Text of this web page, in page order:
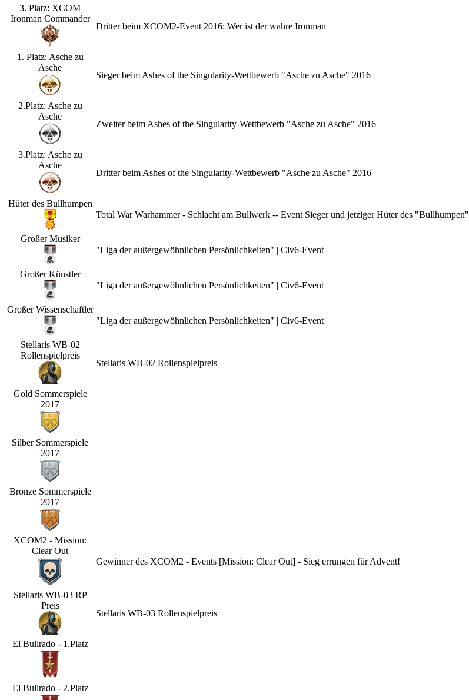
3. Platz: XCOM
Ironman Commander
Dritter beim XCOM2-Event 2016: Wer ist der wahre Ironman
1. Platz: Asche zu
Asche
Sieger beim Ashes of the Singularity-Wettbewerb "Asche zu Asche" 2016
2.Platz: Asche zu
Asche
Zweiter beim Ashes of the Singularity-Wettbewerb "Asche zu Asche" 2016
3.Platz: Asche zu
Asche
Dritter beim Ashes of the Singularity-Wettbewerb "Asche zu Asche" 2016
Hüter des Bullhumpen
Total War Warhammer - Schlacht am Bullwerk -- Event Sieger und jetziger Hüter des "Bullhumpen"
Großer Musiker
"Liga der außergewöhnlichen Persönlichkeiten" | Civ6-Event
Großer Künstler
"Liga der außergewöhnlichen Persönlichkeiten" | Civ6-Event
Großer Wissenschaftler
"Liga der außergewöhnlichen Persönlichkeiten" | Civ6-Event
Stellaris WB-02
Rollenspielpreis
Stellaris WB-02 Rollenspielpreis
Gold Sommerspiele
2017
Silber Sommerspiele
2017
Bronze Sommerspiele
2017
XCOM2 - Mission:
Clear Out
Gewinner des XCOM2 - Events [Mission: Clear Out] - Sieg errungen für Advent!
Stellaris WB-03 RP
Preis
Stellaris WB-03 Rollenspielpreis
El Bullrado - 1.Platz
El Bullrado - 2.Platz